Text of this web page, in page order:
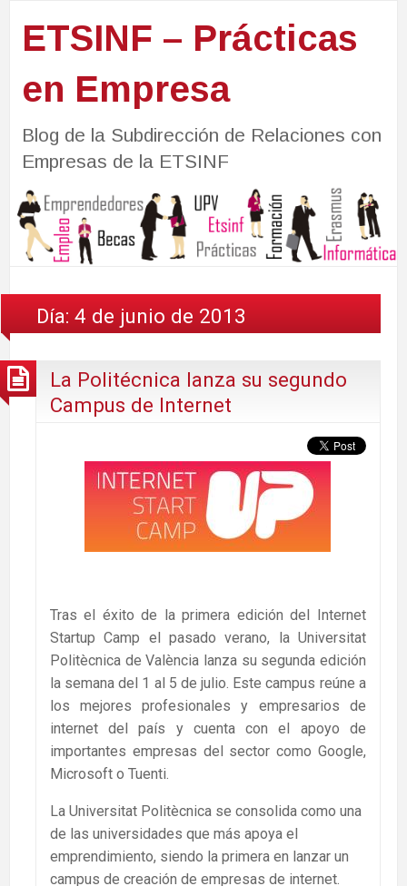
ETSINF – Prácticas
en Empresa
Blog de la Subdirección de Relaciones con
Empresas de la ETSINF
Día:4 de junio de 2013
La Politécnica lanza su segundo
Campus de Internet
Tras el éxito de la primera edición del Internet
Startup Camp el pasado verano, la Universitat
Politècnica de València lanza su segunda edición
la semana del 1 al 5 de julio. Este campus reúne a
los mejores profesionales y empresarios de
internet del país y cuenta con el apoyo de
importantes empresas del sector como Google,
Microsoft o Tuenti.
La Universitat Politècnica se consolida como una
de las universidades que más apoya el
emprendimiento, siendo la primera en lanzar un
campus de creación de empresas de internet.